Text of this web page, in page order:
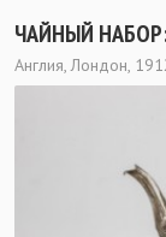
ЧАЙНЫЙ
Англия, Лондон,